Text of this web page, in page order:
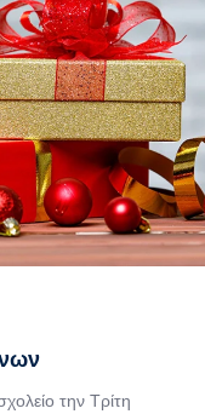
την Τρίτη